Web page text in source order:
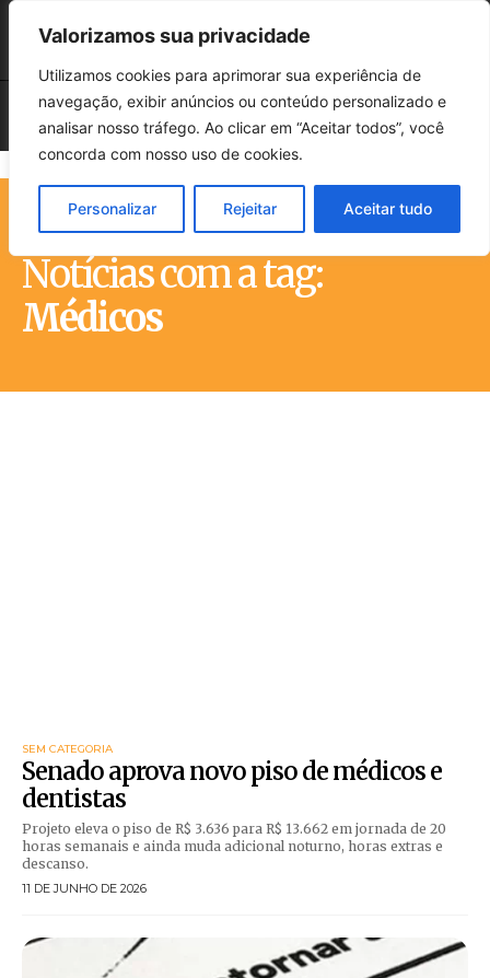
Valorizamos sua privacidade
Utilizamos cookies para aprimorar sua experiência de
navegação, exibir anúncios ou conteúdo personalizado e
analisar nosso tráfego. Ao clicar em “Aceitar todos”, você
concorda com nosso uso de cookies.
Personalizar Rejeitar Aceitar tudo
Notícias com a tag:
Médicos
SEM CATEGORIA
Senado aprova novo piso de médicos e
dentistas
Projeto eleva o piso de R$ 3.636 para R$ 13.662 em jornada de 20
horas semanais e ainda muda adicional noturno, horas extras e
descanso.
11 DE JUNHO DE 2026